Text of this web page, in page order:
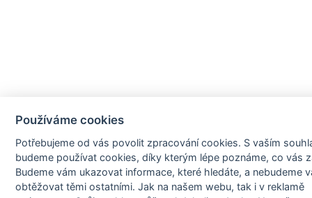
Používáme cookies
Potřebujeme od vás povolit zpracování cookies. S vaším
budeme používat cookies, díky kterým lépe poznáme,co vás
Budeme vám ukazovat informace, které hledáte, a nebudeme
obtěžovat těmi ostatními. Jak na našem webu, tak i v reklamě